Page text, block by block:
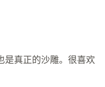
是真正的沙雕。很喜欢